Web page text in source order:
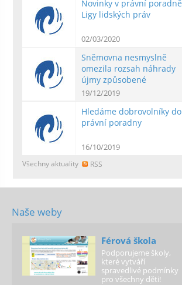
Novinky v právní poradně
Ligy lidských práv
02/03/2020
Sněmovna nesmyslně
omezila rozsah náhrady
újmy způsobené
povinným očkováním
19/12/2019
Hledáme dobrovolníky do
právní poradny
16/10/2019
Všechny aktuality RSS
Naše weby
Férová škola
Podporujeme školy,
které vytváří
spravedlivé podmínky
pro všechny děti!